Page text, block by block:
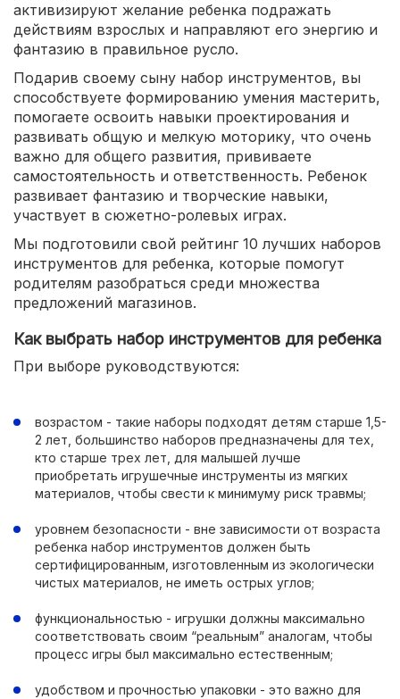
активизируют желание ребенка подражать
действиям взрослых и направляют его энергию и
фантазию в правильное русло.
Подарив своему сыну набор инструментов, вы
способствуете формированию умения мастерить,
помогаете освоить навыки проектирования и
развивать общую и мелкую моторику, что очень
важно для общего развития, прививаете
самостоятельность и ответственность. Ребенок
развивает фантазию и творческие навыки,
участвует в сюжетно-ролевых играх.
Мы подготовили свой рейтинг 10 лучших наборов
инструментов для ребенка, которые помогут
родителям разобраться среди множества
предложений магазинов.
Как выбрать набор инструментов для ребенка
При выборе руководствуются:
возрастом - такие наборы подходят детям старше 1,5-
2 лет, большинство наборов предназначены для тех,
кто старше трех лет, для малышей лучше
приобретать игрушечные инструменты из мягких
материалов, чтобы свести к минимуму риск травмы;
уровнем безопасности - вне зависимости от возраста
ребенка набор инструментов должен быть
сертифицированным, изготовленным из экологически
чистых материалов, не иметь острых углов;
функциональностью - игрушки должны максимально
соответствовать своим “реальным” аналогам, чтобы
процесс игры был максимально естественным;
удобством и прочностью упаковки - это важно для